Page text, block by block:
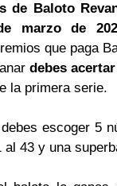
de Baloto
marzo de
que paga
debes
la primera serie.
escoger 5
43 y una